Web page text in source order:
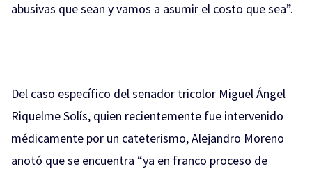
abusivas que sean y vamos a asumir el costo que sea”.
Del caso específico del senador tricolor Miguel Ángel
Riquelme Solís, quien recientemente fue intervenido
médicamente por un cateterismo, Alejandro Moreno
anotó que se encuentra “ya en franco proceso de